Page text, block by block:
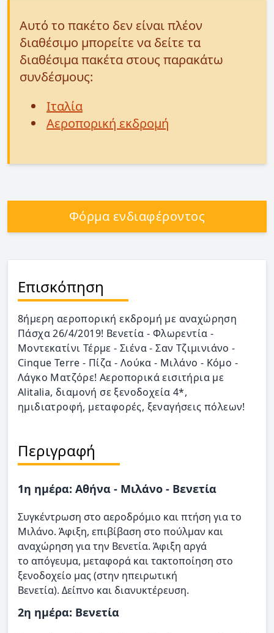
Αυτό το πακέτο δεν είναι πλέον
διαθέσιμο μπορείτε να δείτε τα
διαθέσιμα πακέτα στους παρακάτω
συνδέσμους:
Ιταλία
Αεροπορική εκδρομή
Φόρμα ενδιαφέροντος
Επισκόπηση
8ήμερη αεροπορική εκδρομή με αναχώρηση
Πάσχα 26/4/2019! Βενετία - Φλωρεντία -
Μοντεκατίνι Τέρμε - Σιένα - Σαν Τζιμινιάνο -
Cinque Terre - Πίζα - Λούκα - Μιλάνο - Κόμο -
Λάγκο Ματζόρε! Αεροπορικά εισιτήρια με
Alitalia, διαμονή σε ξενοδοχεία 4*,
ημιδιατροφή, μεταφορές, ξεναγήσεις πόλεων!
Περιγραφή
1η ημέρα: Αθήνα - Μιλάνο - Βενετία
Συγκέντρωση στο αεροδρόμιο και πτήση για το
Μιλάνο. Άφιξη, επιβίβαση στο πούλμαν και
αναχώρηση για την Βενετία. Άφιξη αργά
το απόγευμα, μεταφορά και τακτοποίηση στο
ξενοδοχείο μας (στην ηπειρωτική
Βενετία). Δείπνο και διανυκτέρευση.
2η ημέρα: Βενετία